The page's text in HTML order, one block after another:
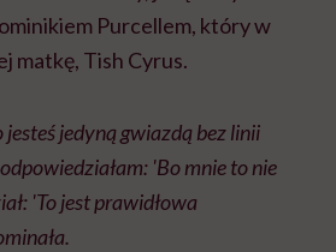
Purcellem, który w
matkę, Tish Cyrus.
jesteś jedyną gwiazdą bez linii
'Bo mnie to nie
'To jest prawidłowa